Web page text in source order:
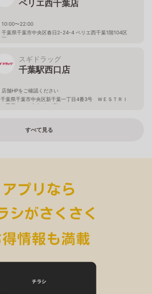
ペリエ西千葉店
10:00〜22:00
千葉県千葉市中央区春日2-24-4 ペリエ西千葉1階104区
画
スギドラッグ
千葉駅西口店
店舗HPをご確認ください
千葉県千葉市中央区新千葉一丁目4番3号 ＷＥＳＴＲＩ
Ｏ千葉フコク生命ビル1階
すべて見る